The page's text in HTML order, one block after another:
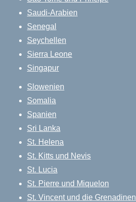
Saudi-Arabien
Senegal
Seychellen
Sierra Leone
Singapur
Slowenien
Somalia
Spanien
Sri Lanka
St. Helena
St. Kitts und Nevis
St. Lucia
St. Pierre und Miquelon
St. Vincent und die Grenadinen